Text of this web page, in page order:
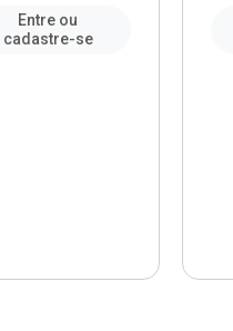
Entre ou
cadastre-se